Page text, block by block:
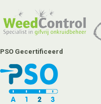
PSO Gecertificeerd